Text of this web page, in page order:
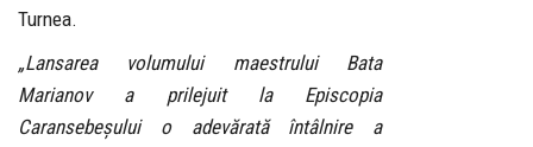
Turnea.
„Lansarea volumului maestrului Bata
Marianov a prilejuit la Episcopia
Caransebeșului o adevărată întâlnire a